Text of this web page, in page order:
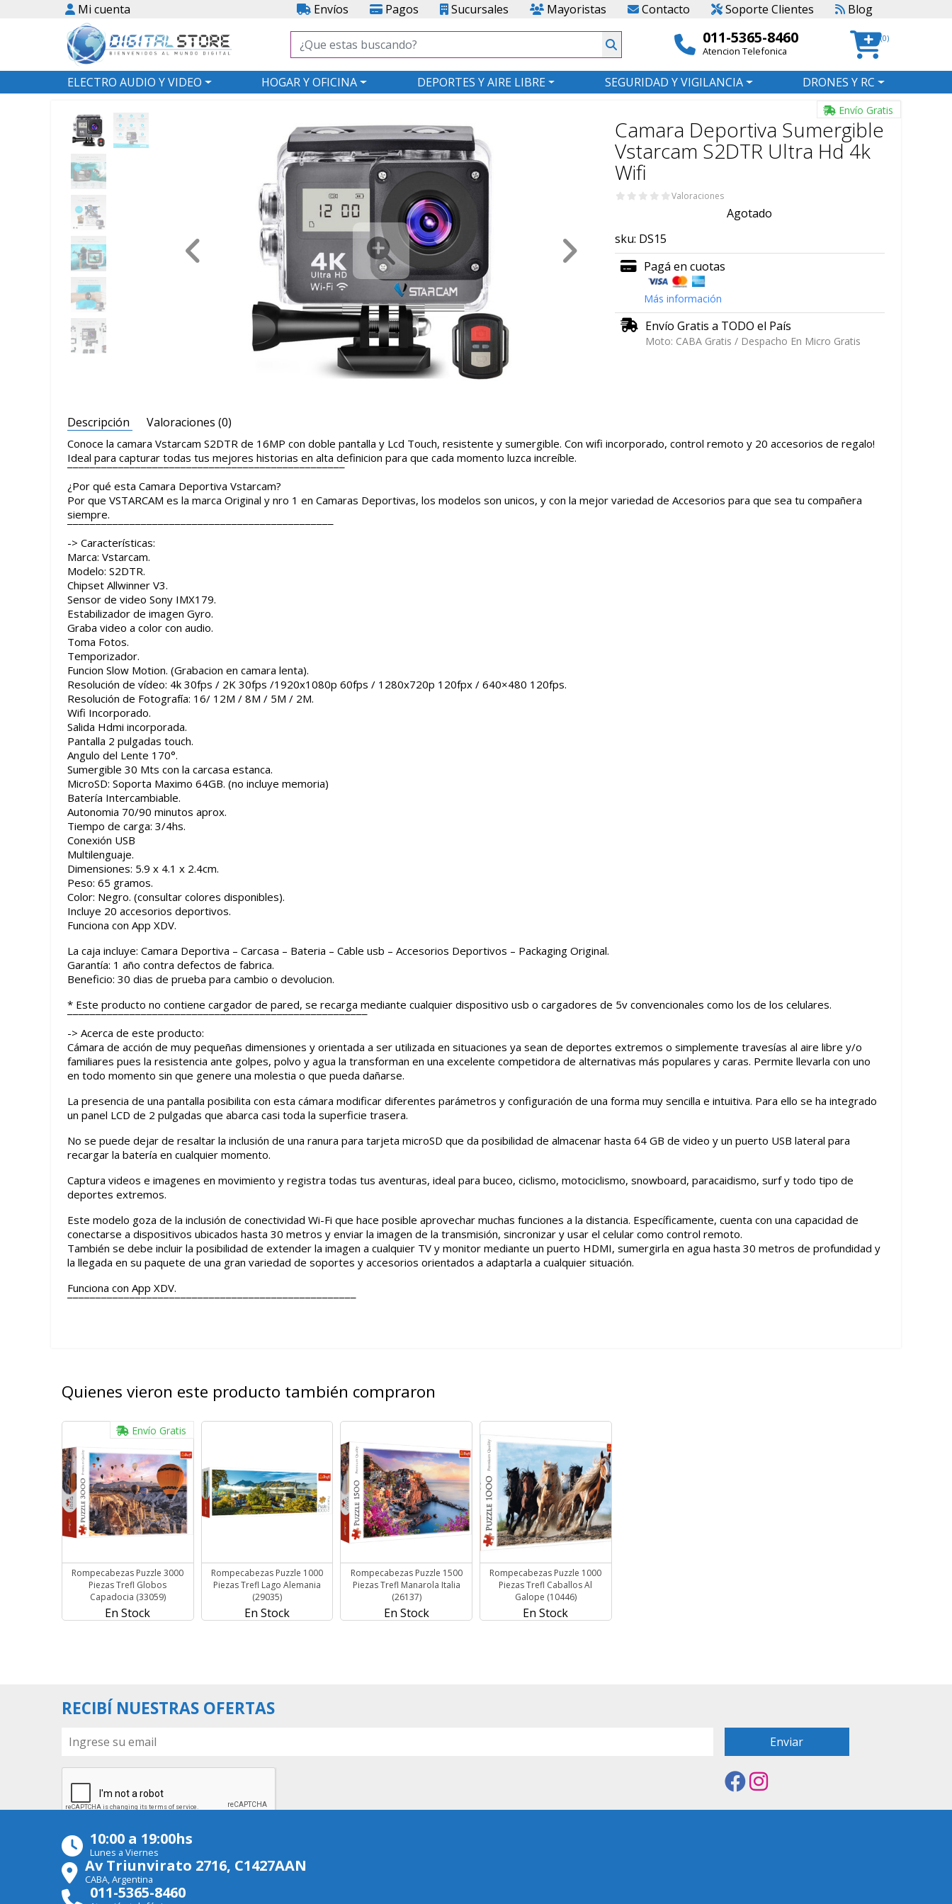
Mi cuenta Envíos Pagos Sucursales Mayoristas Contacto Soporte Clientes Blog
011-5365-8460
Atencion Telefonica
(0)
ELECTRO AUDIO Y VIDEO HOGAR Y OFICINA DEPORTES Y AIRE LIBRE SEGURIDAD Y VIGILANCIA DRONES Y RC
Camara Deportiva Sumergible
Vstarcam S2DTR Ultra Hd 4k
Wifi
Valoraciones
Agotado
Envío Gratis
sku: DS15
Pagá en cuotas
Más información
Envío Gratis a TODO el País
Moto: CABA Gratis / Despacho En Micro Gratis
Descripción Valoraciones (0)
Conoce la camara Vstarcam S2DTR de 16MP con doble pantalla y Lcd Touch, resistente y sumergible. Con wifi incorporado, control remoto y 20 accesorios de regalo!
Ideal para capturar todas tus mejores historias en alta definicion para que cada momento luzca increíble.
¯¯¯¯¯¯¯¯¯¯¯¯¯¯¯¯¯¯¯¯¯¯¯¯¯¯¯¯¯¯¯¯¯¯¯¯¯¯¯¯¯¯¯¯¯¯¯¯¯
¿Por qué esta Camara Deportiva Vstarcam?
Por que VSTARCAM es la marca Original y nro 1 en Camaras Deportivas, los modelos son unicos, y con la mejor variedad de Accesorios para que sea tu compañera
siempre.
¯¯¯¯¯¯¯¯¯¯¯¯¯¯¯¯¯¯¯¯¯¯¯¯¯¯¯¯¯¯¯¯¯¯¯¯¯¯¯¯¯¯¯¯¯¯¯
-> Características:
Marca: Vstarcam.
Modelo: S2DTR.
Chipset Allwinner V3.
Sensor de video Sony IMX179.
Estabilizador de imagen Gyro.
Graba video a color con audio.
Toma Fotos.
Temporizador.
Funcion Slow Motion. (Grabacion en camara lenta).
Resolución de vídeo: 4k 30fps / 2K 30fps /1920x1080p 60fps / 1280x720p 120fpx / 640×480 120fps.
Resolución de Fotografía: 16/ 12M / 8M / 5M / 2M.
Wifi Incorporado.
Salida Hdmi incorporada.
Pantalla 2 pulgadas touch.
Angulo del Lente 170°.
Sumergible 30 Mts con la carcasa estanca.
MicroSD: Soporta Maximo 64GB. (no incluye memoria)
Batería Intercambiable.
Autonomia 70/90 minutos aprox.
Tiempo de carga: 3/4hs.
Conexión USB
Multilenguaje.
Dimensiones: 5.9 x 4.1 x 2.4cm.
Peso: 65 gramos.
Color: Negro. (consultar colores disponibles).
Incluye 20 accesorios deportivos.
Funciona con App XDV.
La caja incluye: Camara Deportiva – Carcasa – Bateria – Cable usb – Accesorios Deportivos – Packaging Original.
Garantía: 1 año contra defectos de fabrica.
Beneficio: 30 dias de prueba para cambio o devolucion.
* Este producto no contiene cargador de pared, se recarga mediante cualquier dispositivo usb o cargadores de 5v convencionales como los de los celulares.
¯¯¯¯¯¯¯¯¯¯¯¯¯¯¯¯¯¯¯¯¯¯¯¯¯¯¯¯¯¯¯¯¯¯¯¯¯¯¯¯¯¯¯¯¯¯¯¯¯¯¯¯¯
-> Acerca de este producto:
Cámara de acción de muy pequeñas dimensiones y orientada a ser utilizada en situaciones ya sean de deportes extremos o simplemente travesías al aire libre y/o
familiares pues la resistencia ante golpes, polvo y agua la transforman en una excelente competidora de alternativas más populares y caras. Permite llevarla con uno
en todo momento sin que genere una molestia o que pueda dañarse.
La presencia de una pantalla posibilita con esta cámara modificar diferentes parámetros y configuración de una forma muy sencilla e intuitiva. Para ello se ha integrado
un panel LCD de 2 pulgadas que abarca casi toda la superficie trasera.
No se puede dejar de resaltar la inclusión de una ranura para tarjeta microSD que da posibilidad de almacenar hasta 64 GB de video y un puerto USB lateral para
recargar la batería en cualquier momento.
Captura videos e imagenes en movimiento y registra todas tus aventuras, ideal para buceo, ciclismo, motociclismo, snowboard, paracaidismo, surf y todo tipo de
deportes extremos.
Este modelo goza de la inclusión de conectividad Wi-Fi que hace posible aprovechar muchas funciones a la distancia. Específicamente, cuenta con una capacidad de
conectarse a dispositivos ubicados hasta 30 metros y enviar la imagen de la transmisión, sincronizar y usar el celular como control remoto.
También se debe incluir la posibilidad de extender la imagen a cualquier TV y monitor mediante un puerto HDMI, sumergirla en agua hasta 30 metros de profundidad y
la llegada en su paquete de una gran variedad de soportes y accesorios orientados a adaptarla a cualquier situación.
Funciona con App XDV.
¯¯¯¯¯¯¯¯¯¯¯¯¯¯¯¯¯¯¯¯¯¯¯¯¯¯¯¯¯¯¯¯¯¯¯¯¯¯¯¯¯¯¯¯¯¯¯¯¯¯¯
Quienes vieron este producto también compraron
Rompecabezas Puzzle 3000
Piezas Trefl Globos
Capadocia (33059)
Envío Gratis
En Stock
Rompecabezas Puzzle 1000
Piezas Trefl Lago Alemania
(29035)
En Stock
Rompecabezas Puzzle 1500
Piezas Trefl Manarola Italia
(26137)
En Stock
Rompecabezas Puzzle 1000
Piezas Trefl Caballos Al
Galope (10446)
En Stock
RECIBÍ NUESTRAS OFERTAS
10:00 a 19:00hs
Lunes a Viernes
Av Triunvirato 2716, C1427AAN
CABA, Argentina
011-5365-8460